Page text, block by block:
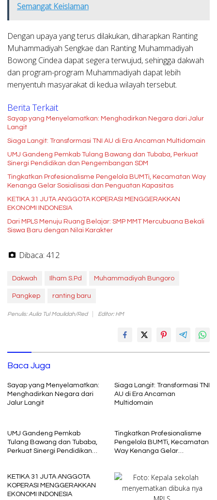
Semangat Keislaman
Dengan upaya yang terus dilakukan, diharapkan Ranting
Muhammadiyah Sengkae dan Ranting Muhammadiyah
Bowong Cindea dapat segera terwujud, sehingga dakwah
dan program-program Muhammadiyah dapat lebih
menyentuh masyarakat di kedua wilayah tersebut.
Berita Terkait
Sayap yang Menyelamatkan: Menghadirkan Negara dari Jalur
Langit
Siaga Langit: Transformasi TNI AU di Era Ancaman Multidomain
UMJ Gandeng Pemkab Tulang Bawang dan Tubaba, Perkuat
Sinergi Pendidikan dan Pengembangan SDM
Tingkatkan Profesionalisme Pengelola BUMTi, Kecamatan Way
Kenanga Gelar Sosialisasi dan Penguatan Kapasitas
KETIKA 31 JUTA ANGGOTA KOPERASI MENGGERAKKAN
EKONOMI INDONESIA
Dari MPLS Menuju Ruang Belajar: SMP MMT Mercubuana Bekali
Siswa Baru dengan Nilai Karakter
Dibaca: 412
Dakwah Ilham S.Pd Muhammadiyah Bungoro
Pangkep ranting baru
Penulis: Aulia Tul Maulidah/Red Editor: HM
Baca Juga
Sayap yang Menyelamatkan:
Menghadirkan Negara dari
Jalur Langit
Siaga Langit: Transformasi TNI
AU di Era Ancaman
Multidomain
UMJ Gandeng Pemkab
Tulang Bawang dan Tubaba,
Perkuat Sinergi Pendidikan
Tingkatkan Profesionalisme
Pengelola BUMTi, Kecamatan
Way Kenanga Gelar
KETIKA 31 JUTA ANGGOTA
KOPERASI MENGGERAKKAN
EKONOMI INDONESIA